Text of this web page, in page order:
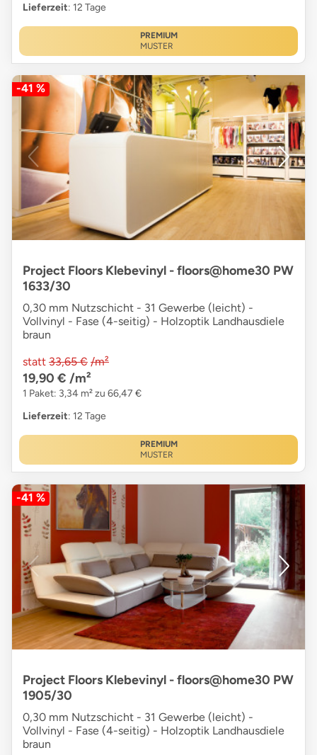
Lieferzeit: 12 Tage
PREMIUM
MUSTER
-41 %
Project Floors Klebevinyl - floors@home30 PW
1633/30
0,30 mm Nutzschicht - 31 Gewerbe (leicht) -
Vollvinyl - Fase (4-seitig) - Holzoptik Landhausdiele
braun
statt 33,65 € /m²
19,90 € /m²
1 Paket: 3,34 m² zu 66,47 €
Lieferzeit: 12 Tage
PREMIUM
MUSTER
-41 %
Project Floors Klebevinyl - floors@home30 PW
1905/30
0,30 mm Nutzschicht - 31 Gewerbe (leicht) -
Vollvinyl - Fase (4-seitig) - Holzoptik Landhausdiele
braun